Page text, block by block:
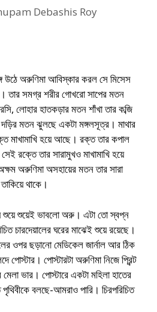
Debashis Roy
উঠে অরুণিমা আবিস্কার করল সে মিসেস
তার সমগ্র শরীর গোখরো সাপের মতন
লোহার হাতকড়ার মতন শাঁখা তার কব্জি
মতন ঝুলছে একটা মঙ্গলসূত্র। মাথার
মাখামাখি হয়ে আছে। রক্ত তার কপাল
রক্তে তার সারামুখও মাখামাখি হয়ে
অরুণিমা অসহায়ের মতন তার সারা
থাকে।
শুয়ে শুয়েই ভাবলো অরু। এটা তো স্বপ্ন
চারদেয়ালের ঘরের মাঝেই শুয়ে রয়েছে।
ওপর ছড়ানো মেডিকেল জার্নাল আর ঠিক
পোস্টার। পোস্টারটা অরুণিমা নিজে প্রিন্ট
ভার। পোস্টারে একটা মহিলা হাতের
বলছে-আমরাও পারি। চিরপরিচিত